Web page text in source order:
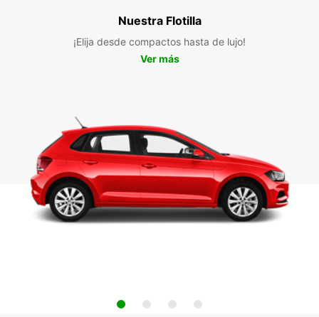
Nuestra Flotilla
¡Elija desde compactos hasta de lujo!
Ver más